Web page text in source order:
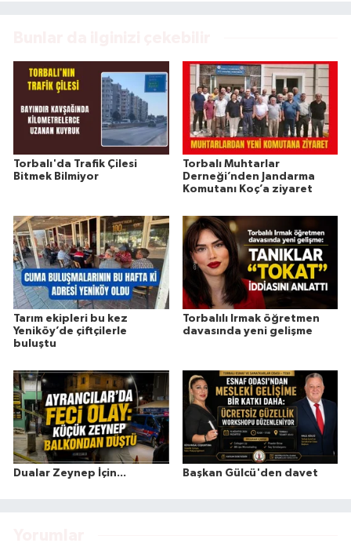
Torbalı'da Trafik Çilesi
Bitmek Bilmiyor
Torbalı Muhtarlar
Derneği’nden Jandarma
Komutanı Koç’a ziyaret
Tarım ekipleri bu kez
Yeniköy’de çiftçilerle
buluştu
Torbalılı Irmak öğretmen
davasında yeni gelişme
Dualar Zeynep İçin... Başkan Gülcü'den davet